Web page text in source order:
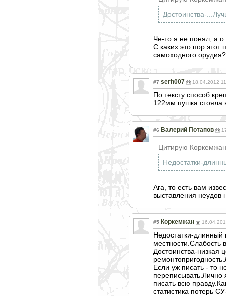
Достоинства-
Че-то я не понял, а
С каких это пор этот
самоходного орудия?
#7 serh007 18.04.2012
По тексту:способ
122мм пушка стояла
#6 Валерий Потапов
Цитирую
Недостатки-
Ага, то есть вам
выставления
#5 Коркемжан
Недостатки-
местности.Слабость
Достоинства-низкая
ремонтопригодно
Если уж писать - то
писать всю
статистика потерь